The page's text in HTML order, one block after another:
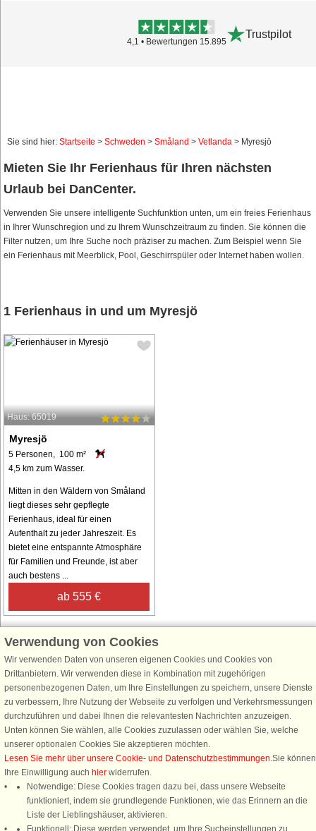
4,1 • Bewertungen 15.895
Trustpilot
Sie sind hier: Startseite > Schweden > Småland > Vetlanda > Myresjö
Mieten Sie Ihr Ferienhaus für Ihren nächsten
Urlaub bei DanCenter.
Verwenden Sie unsere intelligente Suchfunktion unten, um ein freies Ferienhaus
in Ihrer Wunschregion und zu Ihrem Wunschzeitraum zu finden. Sie können die
Filter nutzen, um Ihre Suche noch präziser zu machen. Zum Beispiel wenn Sie
ein Ferienhaus mit Meerblick, Pool, Geschirrspüler oder Internet haben wollen.
1 Ferienhaus in und um Myresjö
Haus: 65019
Myresjö
5 Personen, 100 m²
4,5 km zum Wasser.
Mitten in den Wäldern von Småland
liegt dieses sehr gepflegte
Ferienhaus, ideal für einen
Aufenthalt zu jeder Jahreszeit. Es
bietet eine entspannte Atmosphäre
für Familien und Freunde, ist aber
auch bestens ...
ab 555 €
Schließen Sie sich 100.000 Ferienhaus-Fans an
Erhalten Sie einen Willkommensgutschein von 25 €für Ihren nächsten
Ferienhausurlaub - melden Sie sich einfach für den DanCenter Newsletter
an. Verpassen Sie nie wieder exklusive Angebote, Gewinnspiele und
Urlaubstipps!
Newsletter abonnieren
Verwendung von Cookies
Wir verwenden Daten von unseren eigenen Cookies und Cookies von
Drittanbietern. Wir verwenden diese in Kombination mit zugehörigen
personenbezogenen Daten, um Ihre Einstellungen zu speichern, unsere Dienste
zu verbessern, Ihre Nutzung der Webseite zu verfolgen und Verkehrsmessungen
durchzuführen und dabei Ihnen die relevantesten Nachrichten anzuzeigen.
Unten können Sie wählen, alle Cookies zuzulassen oder wählen Sie, welche
unserer optionalen Cookies Sie akzeptieren möchten.
Lesen Sie mehr über unsere Cookie- und Datenschutzbestimmungen.Sie können
Ihre Einwilligung auch hier widerrufen.
Notwendige: Diese Cookies tragen dazu bei, dass unsere Webseite
funktioniert, indem sie grundlegende Funktionen, wie das Erinnern an die
Liste der Lieblingshäuser, aktivieren.
Funktionell: Diese werden verwendet, um Ihre Sucheinstellungen zu